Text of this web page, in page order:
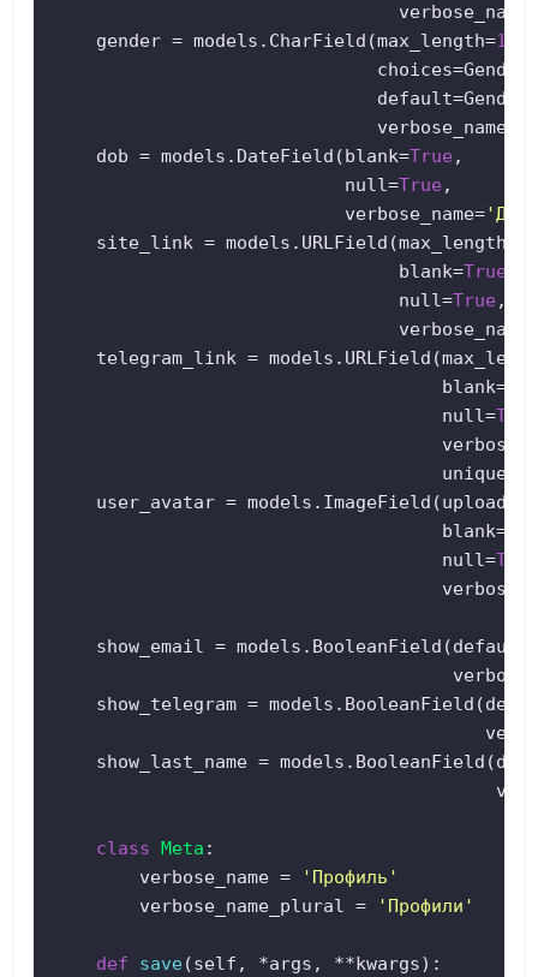
                                verbose_name=
    gender = models.CharField(max_length=
1
                              verbose_name=
    dob = models.DateField(blank=
True ,
                           null=
True ,
                           verbose_name=
    site_link = models.URLField(max_length=
                                blank=
True
                                null=
True ,
                                verbose_name=
telegram_link =
                                    blank=
                                    null=
True
                                    unique=
user_avatar =
                                    blank=
                                    null=
True
    show_email = models.BooleanField(default=
show_telegram =
show_last_name =
class Meta :
        verbose_name =
'Профиль'
        verbose_name_plural =
'Профили'
def save (self, *args, **kwargs):